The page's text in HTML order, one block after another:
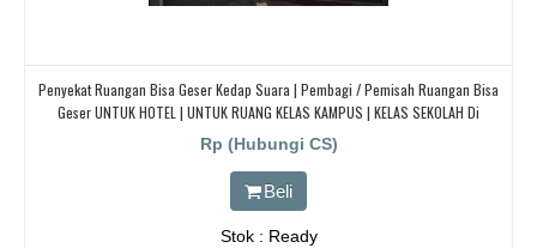
Penyekat Ruangan Bisa Geser Kedap Suara | Pembagi / Pemisah Ruangan Bisa
Geser UNTUK HOTEL | UNTUK RUANG KELAS KAMPUS | KELAS SEKOLAH Di
BANDUNG, JAKARTA, BEKASI, TANGERANG
Rp (Hubungi CS)
Beli
Stok : Ready